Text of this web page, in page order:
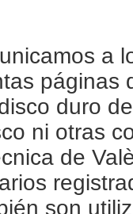
a
páginas
duro
ni otras
de
son